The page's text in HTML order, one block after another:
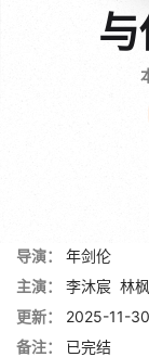
导演：
年剑伦
主演：
李沐宸 林
更新：
2025-11-
备注：
已完结